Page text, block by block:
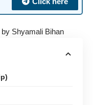
by Shyamali Bihan